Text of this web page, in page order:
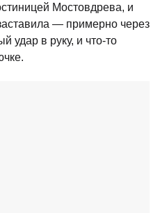
Мостовдрева, и
— примерно через
удар в руку, и что-то